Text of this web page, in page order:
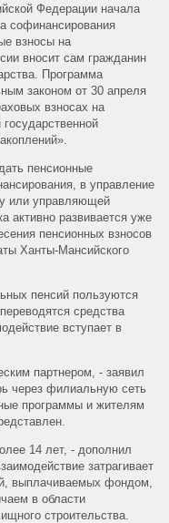
Федерации начала
софинансирования
взносы на
вносит сам гражданин
Программа
законом от 30 апреля
взносах на
пенсионные
в управление
или управляющей
активно развивается уже
пенсионных взносов
Ханты-Мансийского
пенсий пользуются
средства
вступает в
партнером, - заявил
через филиальную сеть
программы и жителям
14 лет, - дополнил
затрагивает
выплачиваемых фондом,
в области
строительства.